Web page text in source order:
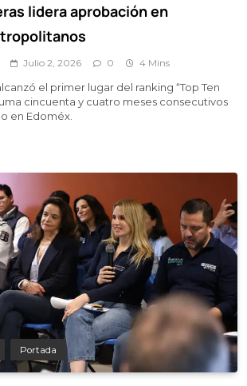
lidera aprobación en
Julio 2, 2026 0 4 Mins
el primer lugar del ranking “Top Ten
cincuenta y cuatro meses consecutivos
en Edoméx.
Portada